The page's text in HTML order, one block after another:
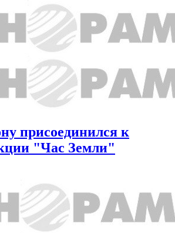
присоединился к
"Час Земли"